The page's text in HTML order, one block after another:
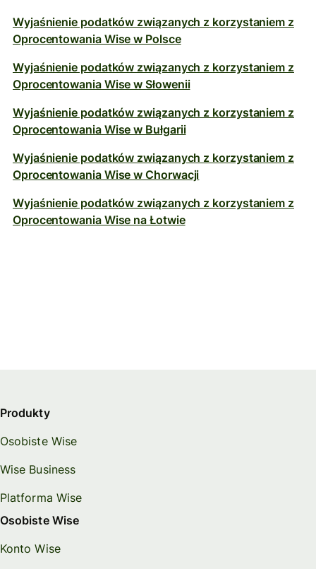
Wyjaśnienie podatków związanych z korzystaniem z
Oprocentowania Wise w Polsce
Wyjaśnienie podatków związanych z korzystaniem z
Oprocentowania Wise w Słowenii
Wyjaśnienie podatków związanych z korzystaniem z
Oprocentowania Wise w Bułgarii
Wyjaśnienie podatków związanych z korzystaniem z
Oprocentowania Wise w Chorwacji
Wyjaśnienie podatków związanych z korzystaniem z
Oprocentowania Wise na Łotwie
Produkty
Osobiste Wise
Wise Business
Platforma Wise
Osobiste Wise
Konto Wise